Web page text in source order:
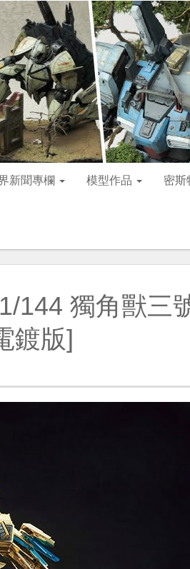
新聞專欄 模型作品 密斯
144 獨角獸三
鍍版]